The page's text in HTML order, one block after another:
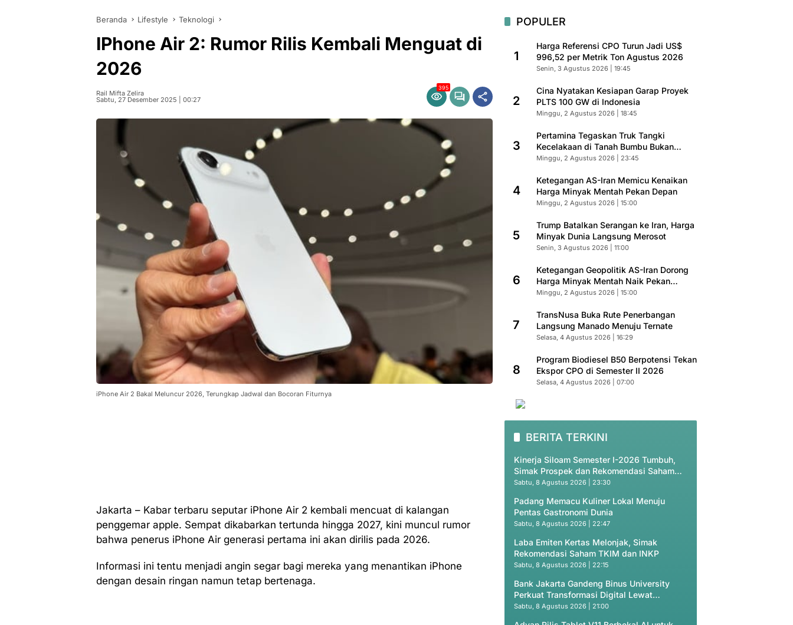
Beranda Lifestyle Teknologi
IPhone Air 2: Rumor Rilis Kembali Menguat di
2026
Rail Mifta Zelira
Sabtu, 27 Desember 2025 | 00:27
395
iPhone Air 2 Bakal Meluncur 2026, Terungkap Jadwal dan Bocoran Fiturnya
Jakarta – Kabar terbaru seputar iPhone Air 2 kembali mencuat di kalangan
penggemar apple. Sempat dikabarkan tertunda hingga 2027, kini muncul rumor
bahwa penerus iPhone Air generasi pertama ini akan dirilis pada 2026.
Informasi ini tentu menjadi angin segar bagi mereka yang menantikan iPhone
dengan desain ringan namun tetap bertenaga.
POPULER
1
Harga Referensi CPO Turun Jadi US$
996,52 per Metrik Ton Agustus 2026
Senin, 3 Agustus 2026 | 19:45
2
Cina Nyatakan Kesiapan Garap Proyek
PLTS 100 GW di Indonesia
Minggu, 2 Agustus 2026 | 18:45
3
Pertamina Tegaskan Truk Tangki
Kecelakaan di Tanah Bumbu Bukan
Armada Resmi
Minggu, 2 Agustus 2026 | 23:45
4
Ketegangan AS-Iran Memicu Kenaikan
Harga Minyak Mentah Pekan Depan
Minggu, 2 Agustus 2026 | 15:00
5
Trump Batalkan Serangan ke Iran, Harga
Minyak Dunia Langsung Merosot
Senin, 3 Agustus 2026 | 11:00
6
Ketegangan Geopolitik AS-Iran Dorong
Harga Minyak Mentah Naik Pekan
Depan
Minggu, 2 Agustus 2026 | 15:00
7
TransNusa Buka Rute Penerbangan
Langsung Manado Menuju Ternate
Selasa, 4 Agustus 2026 | 16:29
8
Program Biodiesel B50 Berpotensi Tekan
Ekspor CPO di Semester II 2026
Selasa, 4 Agustus 2026 | 07:00
BERITA TERKINI
Kinerja Siloam Semester I-2026 Tumbuh,
Simak Prospek dan Rekomendasi Saham
SILO
Sabtu, 8 Agustus 2026 | 23:30
Padang Memacu Kuliner Lokal Menuju
Pentas Gastronomi Dunia
Sabtu, 8 Agustus 2026 | 22:47
Laba Emiten Kertas Melonjak, Simak
Rekomendasi Saham TKIM dan INKP
Sabtu, 8 Agustus 2026 | 22:15
Bank Jakarta Gandeng Binus University
Perkuat Transformasi Digital Lewat
Program ODP
Sabtu, 8 Agustus 2026 | 21:00